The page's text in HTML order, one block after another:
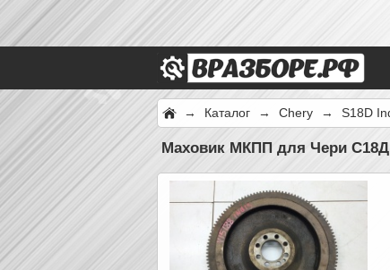
→ Каталог → Chery → S18D
Маховик МКПП для Чери С18Д